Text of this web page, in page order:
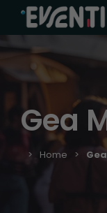
Gea
Home